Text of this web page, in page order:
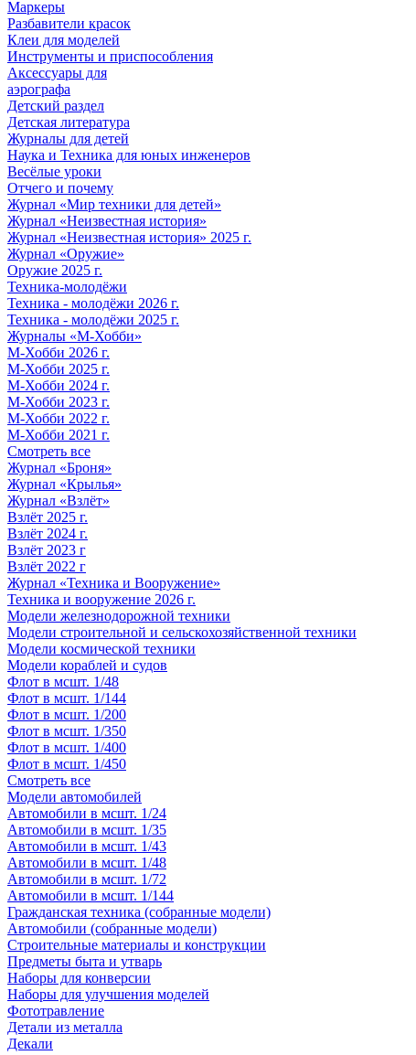
Маркеры
Разбавители красок
Клеи для моделей
Инструменты и приспособления
Аксессуары для
аэрографа
Детский раздел
Детская литература
Журналы для детей
Наука и Техника для юных инженеров
Весёлые уроки
Отчего и почему
Журнал «Мир техники для детей»
Журнал «Неизвестная история»
Журнал «Неизвестная история» 2025 г.
Журнал «Оружие»
Оружие 2025 г.
Техника-молодёжи
Техника - молодёжи 2026 г.
Техника - молодёжи 2025 г.
Журналы «М-Хобби»
М-Хобби 2026 г.
М-Хобби 2025 г.
М-Хобби 2024 г.
М-Хобби 2023 г.
М-Хобби 2022 г.
М-Хобби 2021 г.
Смотреть все
Журнал «Броня»
Журнал «Крылья»
Журнал «Взлёт»
Взлёт 2025 г.
Взлёт 2024 г.
Взлёт 2023 г
Взлёт 2022 г
Журнал «Техника и Вооружение»
Техника и вооружение 2026 г.
Модели железнодорожной техники
Модели строительной и сельскохозяйственной техники
Модели космической техники
Модели кораблей и судов
Флот в мсшт. 1/48
Флот в мсшт. 1/144
Флот в мсшт. 1/200
Флот в мсшт. 1/350
Флот в мсшт. 1/400
Флот в мсшт. 1/450
Смотреть все
Модели автомобилей
Автомобили в мсшт. 1/24
Автомобили в мсшт. 1/35
Автомобили в мсшт. 1/43
Автомобили в мсшт. 1/48
Автомобили в мсшт. 1/72
Автомобили в мсшт. 1/144
Гражданская техника (собранные модели)
Автомобили (собранные модели)
Строительные материалы и конструкции
Предметы быта и утварь
Наборы для конверсии
Наборы для улучшения моделей
Фототравление
Детали из металла
Декали